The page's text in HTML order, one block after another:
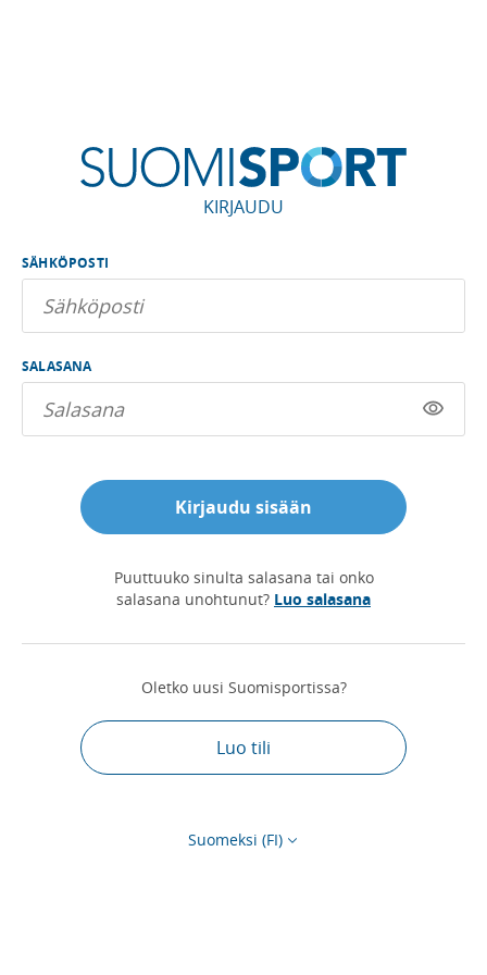
KIRJAUDU
SÄHKÖPOSTI
SALASANA
Kirjaudu sisään
Puuttuuko sinulta salasana tai onko
salasana unohtunut? Luo salasana
Oletko uusi Suomisportissa?
Luo tili
Suomeksi (FI)